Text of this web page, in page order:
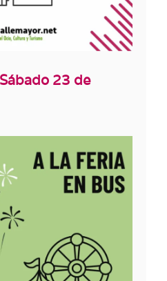
23 de